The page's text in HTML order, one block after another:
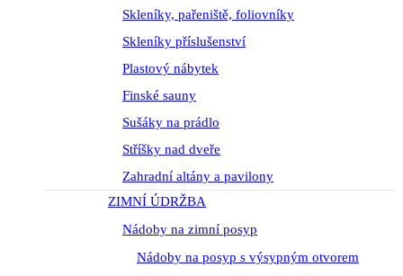
Skleníky, pařeniště, foliovníky
Skleníky příslušenství
Plastový nábytek
Finské sauny
Sušáky na prádlo
Stříšky nad dveře
Zahradní altány a pavilony
ZIMNÍ ÚDRŽBA
Nádoby na zimní posyp
Nádoby na posyp s výsypným otvorem